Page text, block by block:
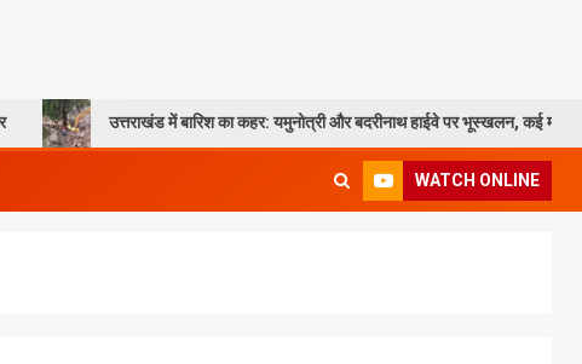
उत्तराखंड में बारिश का कहर: यमुनोत्री और बदरीनाथ हाईवे पर भूस्खलन, कई मार्ग बंद; श्रद्धालु और
WATCH ONLINE